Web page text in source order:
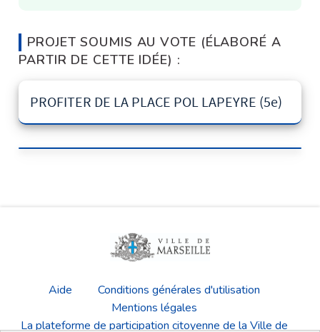
PROJET SOUMIS AU VOTE (ÉLABORÉ A
PARTIR DE CETTE IDÉE) :
PROFITER DE LA PLACE POL LAPEYRE (5e)
Aide
Conditions générales d'utilisation
Mentions légales
La plateforme de participation citoyenne de la Ville de